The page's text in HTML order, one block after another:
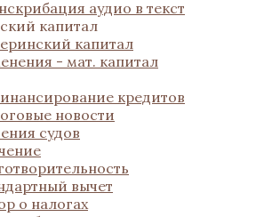
аудио в текст
капитал
капитал
- мат. капитал
кредитов
новости
судов
вычет
о налогах